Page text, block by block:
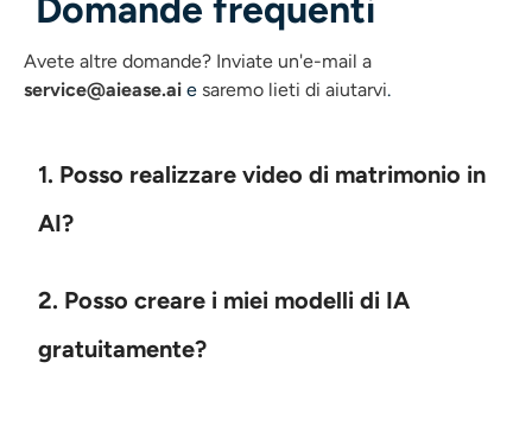
Domande frequenti
Avete altre domande? Inviate un'e-mail a
service@aiease.ai e saremo lieti di aiutarvi.
1. Posso realizzare video di matrimonio in
AI?
2. Posso creare i miei modelli di IA
gratuitamente?